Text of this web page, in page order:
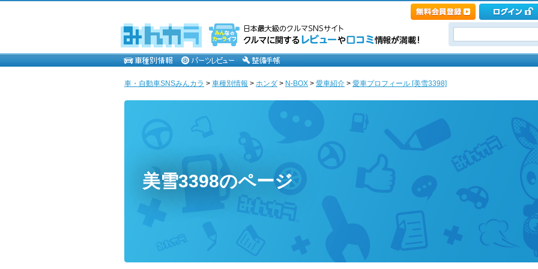
車・自動車SNSみんカラ > 車種別情報 > ホンダ > N-BOX > 愛車紹介 > 愛車プロフィール [美雪3398]
美雪3398のページ